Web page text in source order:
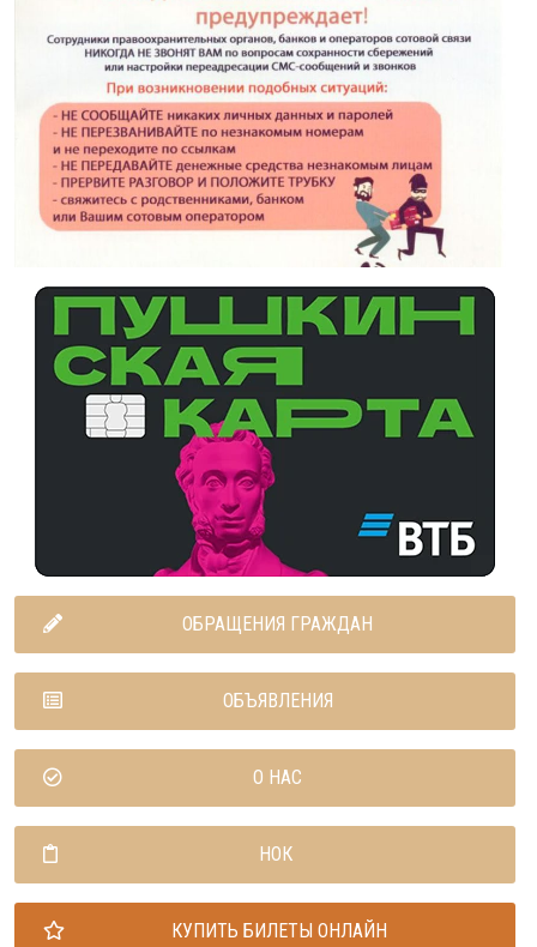
ОБРАЩЕНИЯ ГРАЖДАН
ОБЪЯВЛЕНИЯ
О НАС
НОК
КУПИТЬ БИЛЕТЫ ОНЛАЙН